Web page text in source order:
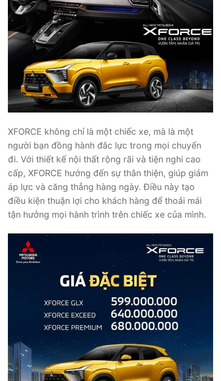
XFORCE không chỉ là một chiếc xe, mà là một
người bạn đồng hành đắc lực trong mọi chuyến
đi. Với thiết kế nội thất rộng rãi và tiện nghi cao
cấp, XFORCE hướng đến sự thân thiện, giúp giảm
áp lực và căng thẳng hàng ngày. Điều này tạo
điều kiện thuận lợi cho khách hàng để thoải mái
tận hưởng mọi hành trình trên chiếc xe của mình.